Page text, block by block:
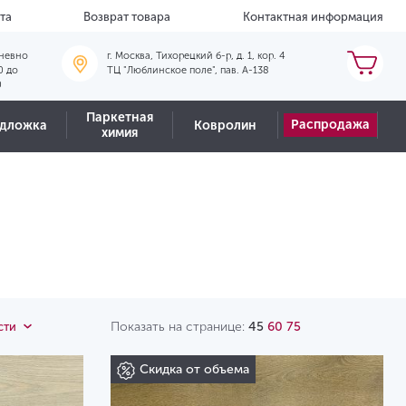
Возврат товара Контактная информация
до
г. Москва, Тихорецкий б-р, д. 1, кор. 4
ТЦ "Люблинское поле", пав. А-138
Паркетная
химия
Ковролин Распродажа
Показать на странице: 45 60 75
Скидка от объема